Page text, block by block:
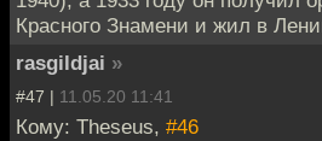
Красного Знамени и жил в
rasgildjai »
#47 | 11.05.20 11:41
Кому: Theseus, #46